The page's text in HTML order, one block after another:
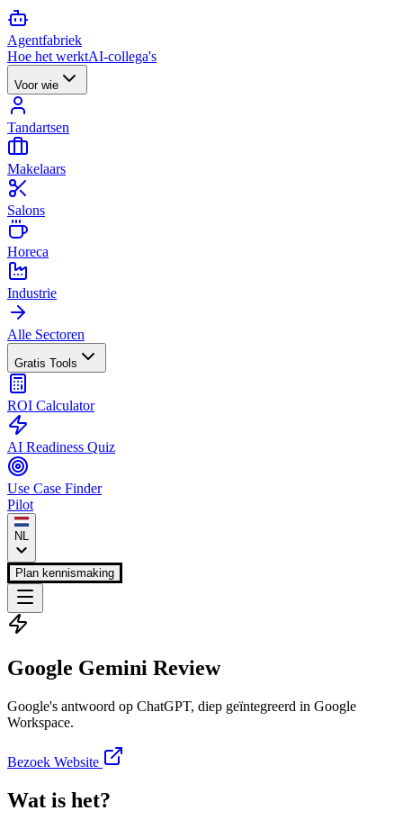
Agentfabriek
Hoe het werktAI-collega's
Voor wie
Tandartsen
Makelaars
Salons
Horeca
Industrie
Alle Sectoren
Gratis Tools
ROI Calculator
AI Readiness Quiz
Use Case Finder
Pilot
NL
Plan kennismaking
Google Gemini Review
Google's antwoord op ChatGPT, diep geïntegreerd in Google
Workspace.
Bezoek Website
Wat is het?